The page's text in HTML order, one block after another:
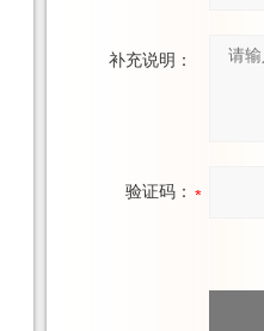
补充说明：
验证码：